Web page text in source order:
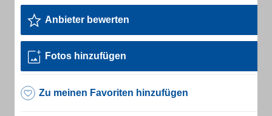
Anbieter bewerten
Fotos hinzufügen
Zu meinen Favoriten hinzufügen